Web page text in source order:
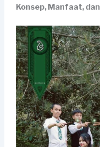
Konsep, Manfaat,